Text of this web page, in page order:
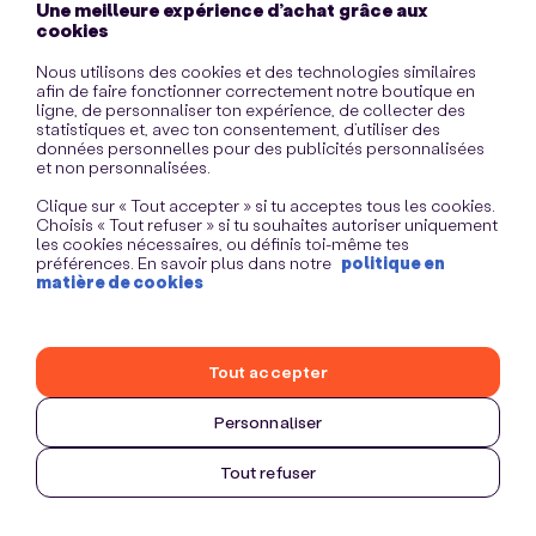
Une meilleure expérience d’achat grâce aux
cookies
Nous utilisons des cookies et des technologies similaires
afin de faire fonctionner correctement notre boutique en
ligne, de personnaliser ton expérience, de collecter des
statistiques et, avec ton consentement, d’utiliser des
données personnelles pour des publicités personnalisées
et non personnalisées.
Clique sur « Tout accepter » si tu acceptes tous les cookies.
Choisis « Tout refuser » si tu souhaites autoriser uniquement
les cookies nécessaires, ou définis toi-même tes
préférences. En savoir plus dans notre politique en
matière de cookies
Personnaliser
Tout refuser
Tout accepter